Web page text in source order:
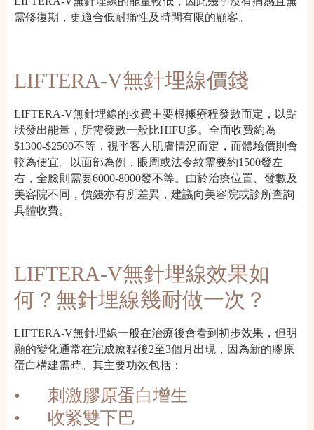
需修復期，更適合低耐痛性及時間有限的顧客。
LIFTERA-V無針埋線價錢
LIFTERA-V無針埋線的收費主要根據療程發數而定，以點
狀發出能量，所需發數一般比HIFU多。全面收費約為
$1300-$2500不等，視乎客人肌膚情況而定，而體驗價則會
較為便宜。以面部為例，眼周或法令紋需要約1500發左
右，全臉則需要6000-8000發不等。由於治療位置、發數及
美容院不同，價錢亦有所差異，建議向美容院或診所查詢
具體收費。
LIFTERA-V無針埋線效果如
何？無針埋線幾耐做一次？
LIFTERA-V無針埋線一般在治療後會看到初步效果，但明
顯的變化通常在完成療程後2至3個月出現，因為新的膠原
蛋白構建需時。其主要功效包括：
•
刺激膠原蛋白增生
•
收緊雙下巴